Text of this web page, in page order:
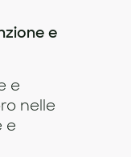
e
e
nelle
e